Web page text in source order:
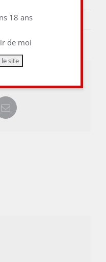
0 commentaire
Email
18 ans
de moi